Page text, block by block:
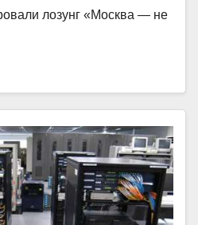
лозунг «Москва — не